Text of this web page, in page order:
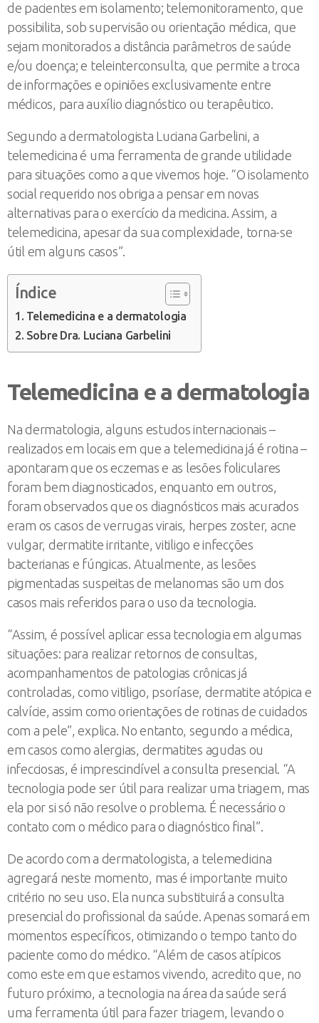
de pacientes em isolamento; telemonitoramento, que
possibilita, sob supervisão ou orientação médica, que
sejam monitorados a distância parâmetros de saúde
e/ou doença; e teleinterconsulta, que permite a troca
de informações e opiniões exclusivamente entre
médicos, para auxílio diagnóstico ou terapêutico.
Segundo a dermatologista Luciana Garbelini, a
telemedicina é uma ferramenta de grande utilidade
para situações como a que vivemos hoje. “O isolamento
social requerido nos obriga a pensar em novas
alternativas para o exercício da medicina. Assim, a
telemedicina, apesar da sua complexidade, torna-se
útil em alguns casos”.
Índice
Telemedicina e a dermatologia
Sobre Dra. Luciana Garbelini
Telemedicina e a dermatologia
Na dermatologia, alguns estudos internacionais –
realizados em locais em que a telemedicina já é rotina –
apontaram que os eczemas e as lesões foliculares
foram bem diagnosticados, enquanto em outros,
foram observados que os diagnósticos mais acurados
eram os casos de verrugas virais, herpes zoster, acne
vulgar, dermatite irritante, vitiligo e infecções
bacterianas e fúngicas. Atualmente, as lesões
pigmentadas suspeitas de melanomas são um dos
casos mais referidos para o uso da tecnologia.
“Assim, é possível aplicar essa tecnologia em algumas
situações: para realizar retornos de consultas,
acompanhamentos de patologias crônicas já
controladas, como vitiligo, psoríase, dermatite atópica e
calvície, assim como orientações de rotinas de cuidados
com a pele”, explica. No entanto, segundo a médica,
em casos como alergias, dermatites agudas ou
infecciosas, é imprescindível a consulta presencial. “A
tecnologia pode ser útil para realizar uma triagem, mas
ela por si só não resolve o problema. É necessário o
contato com o médico para o diagnóstico final”.
De acordo com a dermatologista, a telemedicina
agregará neste momento, mas é importante muito
critério no seu uso. Ela nunca substituirá a consulta
presencial do profissional da saúde. Apenas somará em
momentos específicos, otimizando o tempo tanto do
paciente como do médico. “Além de casos atípicos
como este em que estamos vivendo, acredito que, no
futuro próximo, a tecnologia na área da saúde será
uma ferramenta útil para fazer triagem, levando o